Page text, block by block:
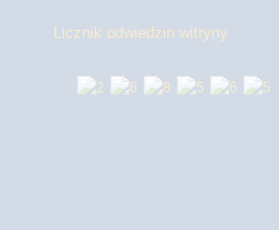
Licznik odwiedzin witryny